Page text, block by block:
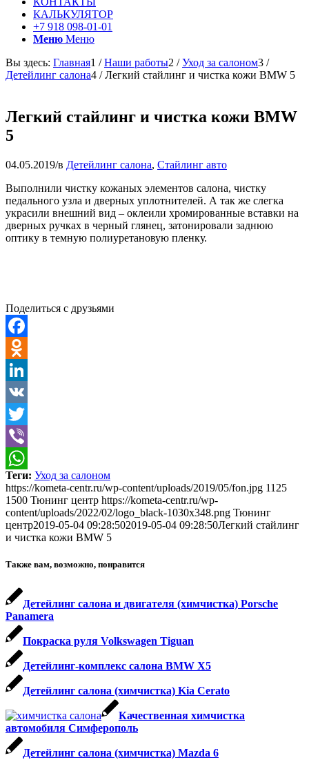
КАЛЬКУЛЯТОР
+7 918 098-01-01
Меню Меню
Вы здесь: Главная1 / Наши работы2 / Уход за салоном3 /
Детейлинг салона4 / Легкий стайлинг и чистка кожи BMW 5
Легкий стайлинг и чистка кожи BMW
5
04.05.2019/в Детейлинг салона, Стайлинг авто
Выполнили чистку кожаных элементов салона, чистку
педального узла и дверных уплотнителей. А так же слегка
украсили внешний вид – оклеили хромированные вставки на
дверных ручках в черный глянец, затонировали заднюю
оптику в темную полиуретановую пленку.
Поделиться с друзьями
Facebook
Odnoklassniki
LinkedIn
VK
Twitter
Viber
WhatsApp
Теги: Уход за салоном
https://kometa-centr.ru/wp-content/uploads/2019/05/fon.jpg 1125
1500 Тюнинг центр https://kometa-centr.ru/wp-
content/uploads/2022/02/logo_black-1030x348.png Тюнинг
центр2019-05-04 09:28:502019-05-04 09:28:50Легкий стайлинг
и чистка кожи BMW 5
Также вам, возможно, понравится
Детейлинг салона и двигателя (химчистка) Porsche
Panamera
Покраска руля Volkswagen Tiguan
Детейлинг-комплекс салона BMW X5
Детейлинг салона (химчистка) Kia Cerato
Качественная химчистка
автомобиля Симферополь
Детейлинг салона (химчистка) Mazda 6